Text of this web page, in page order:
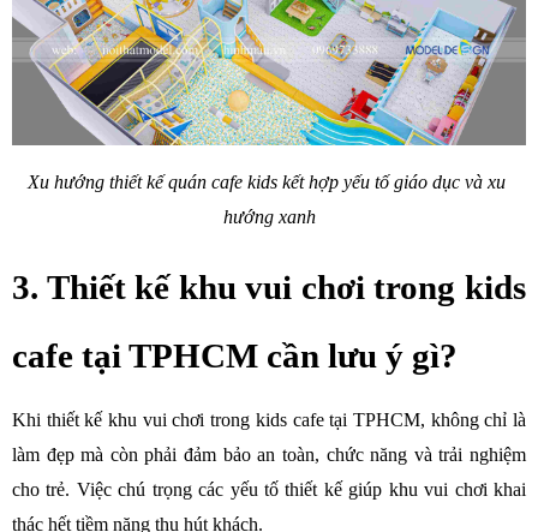
Xu hướng thiết kế quán cafe kids kết hợp yếu tố giáo dục và xu
hướng xanh
3. Thiết kế khu vui chơi trong kids
cafe tại TPHCM cần lưu ý gì?
Khi thiết kế khu vui chơi trong kids cafe tại TPHCM, không chỉ là
làm đẹp mà còn phải đảm bảo an toàn, chức năng và trải nghiệm
cho trẻ. Việc chú trọng các yếu tố thiết kế giúp khu vui chơi khai
thác hết tiềm năng thu hút khách.